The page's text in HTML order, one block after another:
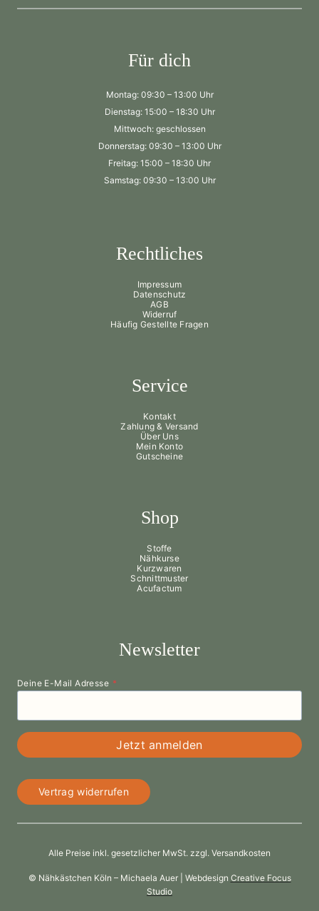
Für dich
Montag: 09:30 – 13:00 Uhr
Dienstag: 15:00 – 18:30 Uhr
Mittwoch: geschlossen
Donnerstag: 09:30 – 13:00 Uhr
Freitag: 15:00 – 18:30 Uhr
Samstag: 09:30 – 13:00 Uhr
Rechtliches
Impressum
Datenschutz
AGB
Widerruf
Häufig Gestellte Fragen
Service
Kontakt
Zahlung & Versand
Über Uns
Mein Konto
Gutscheine
Shop
Stoffe
Nähkurse
Kurzwaren
Schnittmuster
Acufactum
Newsletter
Deine E-Mail Adresse *
Jetzt anmelden
Vertrag widerrufen
Alle Preise inkl. gesetzlicher MwSt. zzgl. Versandkosten
© Nähkästchen Köln – Michaela Auer | Webdesign Creative Focus
Studio